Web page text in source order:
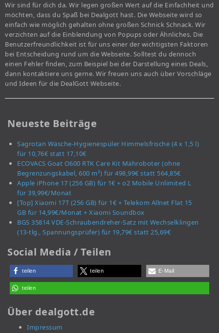
Wir sind für dich da. Wir legen großen Wert auf die Einfachheit und
möchten, dass du Spaß bei Dealgott hast. Die Webseite wird so
einfach wie möglich gehalten ohne großen Schnick Schnack. Wir
verzichten auf die Einblendung von Popups oder Ähnliches. Die
Benutzerfreundlichkeit ist für uns einer der wichtigsten Faktoren
bei Entscheidung rund um die Webseite. Solltest du dennoch
einen Fehler finden, zum Beispiel bei der Darstellung eines Deals,
dann kontaktiere uns gerne. Wir freuen uns auch über Vorschläge
und Ideen für die DealGott Webseite.
Neueste Beiträge
Sagrotan Wäsche-Hygienespüler Himmelsfrische (4 x 1,5 l)
für 10,76€ statt 17,10€
ECOVACS Goat O600 RTK Care Kit Mähroboter (ohne
Begrenzungskabel, 600 m²) für 498,99€ statt 564,85€
Apple iPhone 17 (256 GB) für 1€ + o2 Mobile Unlimited L
für 39,99€/Monat
[Top] Xiaomi 17T (256 GB) für 1€ + Telekom Allnet Flat 15
GB für 14,99€/Monat + Xiaomi Soundbox
BGS 35814 VDE-Schraubendreher-Satz mit Wechselklingen
(13-tlg., Spannungsprüfer) für 19,79€ statt 25,69€
Social Media / Teilen
teilen teilen E-Mail
teilen
Über dealgott.de
Impressum